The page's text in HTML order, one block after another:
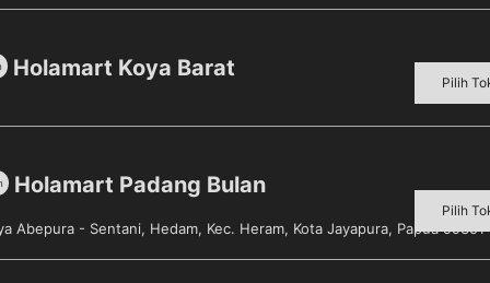
30 detik
Holamart Koya Barat
Pilih
Holamart Padang Bulan
Abepura - Sentani, Hedam, Kec. Heram, Kota Jayapura, Papua 99351
Pilih